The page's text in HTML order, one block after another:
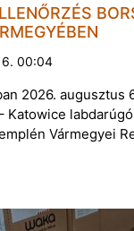
6. 00:04
2026. augusztus
Katowice
Vármegyei